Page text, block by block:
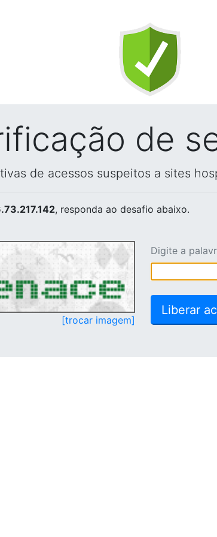
de
de acessos suspeitos a sites
, responda ao desafio abaixo.
[trocar imagem]
Digite a